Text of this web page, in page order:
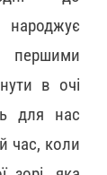
в очі
для нас
час, коли